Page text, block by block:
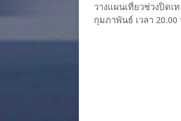
วางแผนเที่ยวช่วงปิดเ
กุมภาพันธ์ เวลา